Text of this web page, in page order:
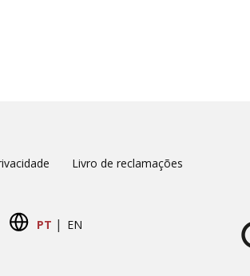
Livro de reclamações
PT | EN